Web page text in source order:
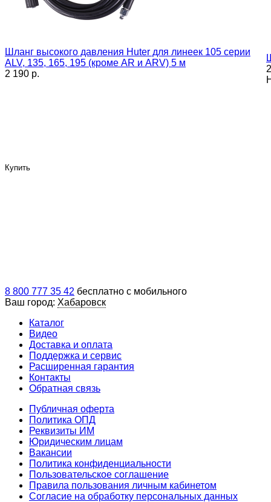
Шланг высокого давления Huter для линеек 105 серии
ALV, 135, 165, 195 (кроме AR и ARV) 5 м
2 190 p.
Купить
8 800 777 35 42 бесплатно с мобильного
Ваш город: Хабаровск
Каталог
Видео
Доставка и оплата
Поддержка и сервис
Расширенная гарантия
Контакты
Обратная связь
Публичная оферта
Политика ОПД
Реквизиты ИМ
Юридическим лицам
Вакансии
Политика конфиденциальности
Пользовательское соглашение
Правила пользования личным кабинетом
Согласие на обработку персональных данных